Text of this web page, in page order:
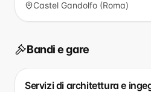
Castel Gandolfo (Roma)
Bandi e gare
Servizi di architettura e